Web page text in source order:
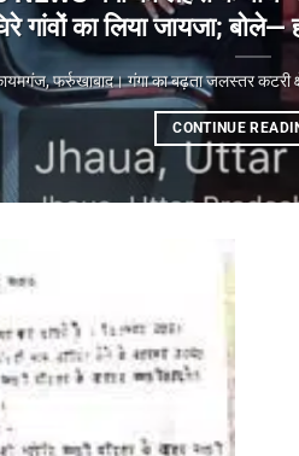
गांवों का लिया जायजा;
फर्रुखाबाद। गंगा का बढ़ता जलस्तर कटरी
CONTINUE